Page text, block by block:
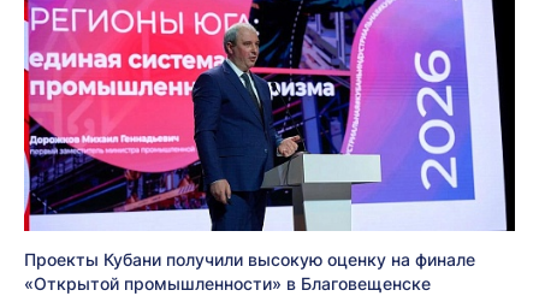
Проекты Кубани получили высокую оценку на финале
«Открытой промышленности» в Благовещенске